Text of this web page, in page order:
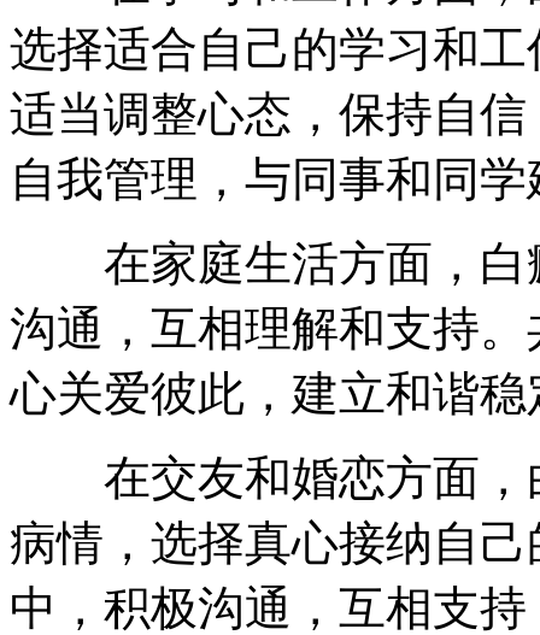
选择适合自己的学习和
适当调整心态，保持自
自我管理，与同事和同
在家庭生活方面，白
沟通，互相理解和支持
心关爱彼此，建立和谐
在交友和婚恋方面，
病情，选择真心接纳自
中，积极沟通，互相支